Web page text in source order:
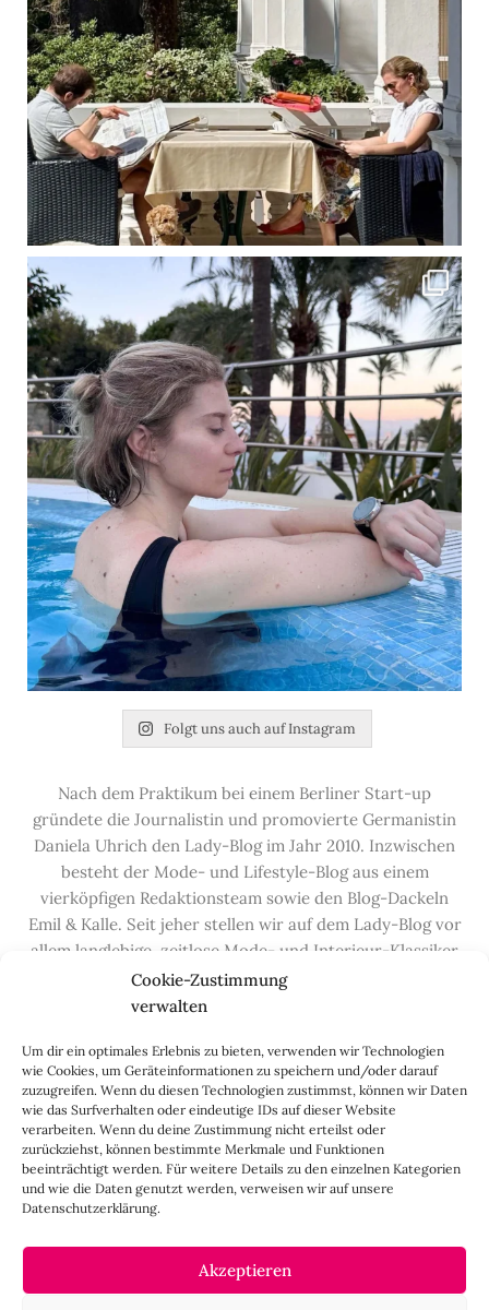
Cookie-Zustimmung
verwalten
Um dir ein optimales Erlebnis zu bieten, verwenden wir Technologien
wie Cookies, um Geräteinformationen zu speichern und/oder darauf
zuzugreifen. Wenn du diesen Technologien zustimmst, können wir Daten
wie das Surfverhalten oder eindeutige IDs auf dieser Website
verarbeiten. Wenn du deine Zustimmung nicht erteilst oder
zurückziehst, können bestimmte Merkmale und Funktionen
beeinträchtigt werden. Für weitere Details zu den einzelnen Kategorien
und wie die Daten genutzt werden, verweisen wir auf unsere
Datenschutzerklärung.
Akzeptieren
Folgt uns auch auf Instagram
Nach dem Praktikum bei einem Berliner Start-up
gründete die Journalistin und promovierte Germanistin
Daniela Uhrich den Lady-Blog im Jahr 2010. Inzwischen
besteht der Mode- und Lifestyle-Blog aus einem
vierköpfigen Redaktionsteam sowie den Blog-Dackeln
Emil & Kalle. Seit jeher stellen wir auf dem Lady-Blog vor
allem langlebige, zeitlose Mode- und Interieur-Klassiker
vor, die hochwertig verarbeitet und unter guten
Bedingungen hergestellt wurden – gerne „Made in
Handwerksberufe und kleine feine Firmen, denen wir
hier auf dem Blog eine Präsentationsfläche bieten, sowie
alle Dinge, die das Leben ein bisschen schöner machen.
Darüber hinaus legen wir großen Wert auf den
Austausch mit Euch, den Leserinnen – über die
Kommentarfunktion, dieLady-Frage, dieLove-List
auch überInstagram